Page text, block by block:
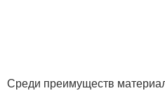
Среди преимуществ